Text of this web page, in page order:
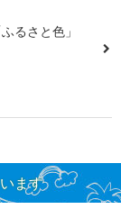
るさと色」
ます